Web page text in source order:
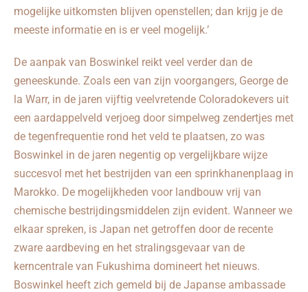
mogelijke uitkomsten blijven openstellen; dan krijg je de
meeste informatie en is er veel mogelijk.’
De aanpak van Boswinkel reikt veel verder dan de
geneeskunde. Zoals een van zijn voorgangers, George de
la Warr, in de jaren vijftig veelvretende Coloradokevers uit
een aardappelveld verjoeg door simpelweg zendertjes met
de tegenfrequentie rond het veld te plaatsen, zo was
Boswinkel in de jaren negentig op vergelijkbare wijze
succesvol met het bestrijden van een sprinkhanenplaag in
Marokko. De mogelijkheden voor landbouw vrij van
chemische bestrijdingsmiddelen zijn evident. Wanneer we
elkaar spreken, is Japan net getroffen door de recente
zware aardbeving en het stralingsgevaar van de
kerncentrale van Fukushima domineert het nieuws.
Boswinkel heeft zich gemeld bij de Japanse ambassade